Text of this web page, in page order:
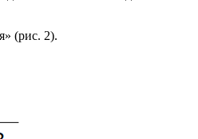
(рис. 2).